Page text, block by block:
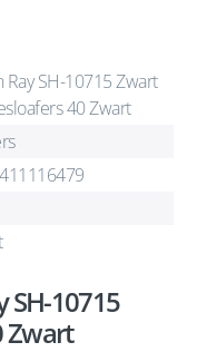
Ray SH-10715 Zwart
40 Zwart
SH-10715
Zwart